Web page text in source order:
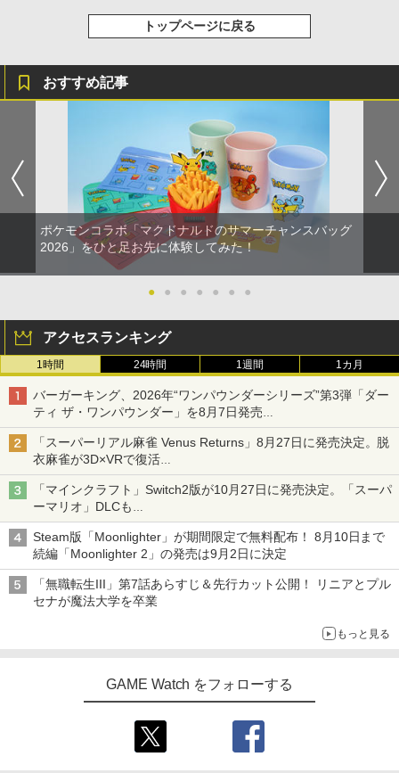
トップページに戻る
おすすめ記事
ポケモンコラボ「マクドナルドのサマーチャンスバッグ
2026」をひと足お先に体験してみた！
● ● ● ● ● ● ●
アクセスランキング
1時間 24時間 1週間 1カ月
バーガーキング、2026年“ワンパウンダーシリーズ”第3弾「ダー
ティ ザ・ワンパウンダー」を8月7日発売
「特製ガーリックマヨソース」を使用した超大型チーズバーガー
「スーパーリアル麻雀 Venus Returns」8月27日に発売決定。脱
衣麻雀が3D×VRで復活
発売から2週間は20%オフになるセールが実施
「マインクラフト」Switch2版が10月27日に発売決定。「スーパ
ーマリオ」DLCも
Switch版からのアップグレードも可能に
Steam版「Moonlighter」が期間限定で無料配布！ 8月10日まで
続編「Moonlighter 2」の発売は9月2日に決定
「無職転生III」第7話あらすじ＆先行カット公開！ リニアとプル
セナが魔法大学を卒業
もっと見る
GAME Watch をフォローする